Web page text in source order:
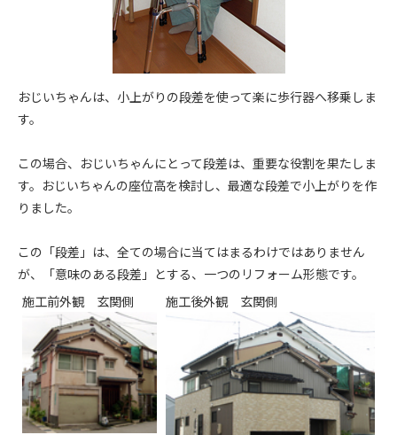
おじいちゃんは、小上がりの段差を使って楽に歩行器へ移乗しま
す。
この場合、おじいちゃんにとって段差は、重要な役割を果たしま
す。おじいちゃんの座位高を検討し、最適な段差で小上がりを作
りました。
この「段差」は、全ての場合に当てはまるわけではありません
が、「意味のある段差」とする、一つのリフォーム形態です。
施工前外観 玄関側 施工後外観 玄関側